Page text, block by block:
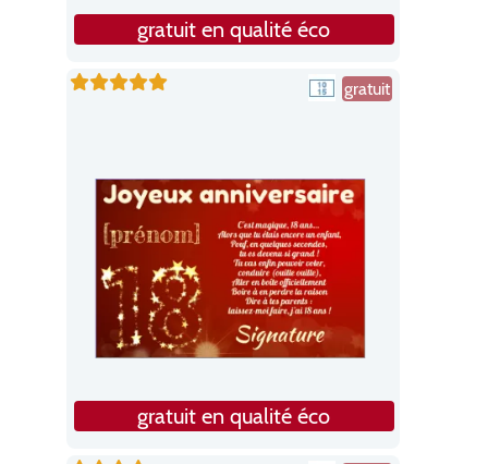
gratuit en qualité éco
gratuit
gratuit en qualité éco